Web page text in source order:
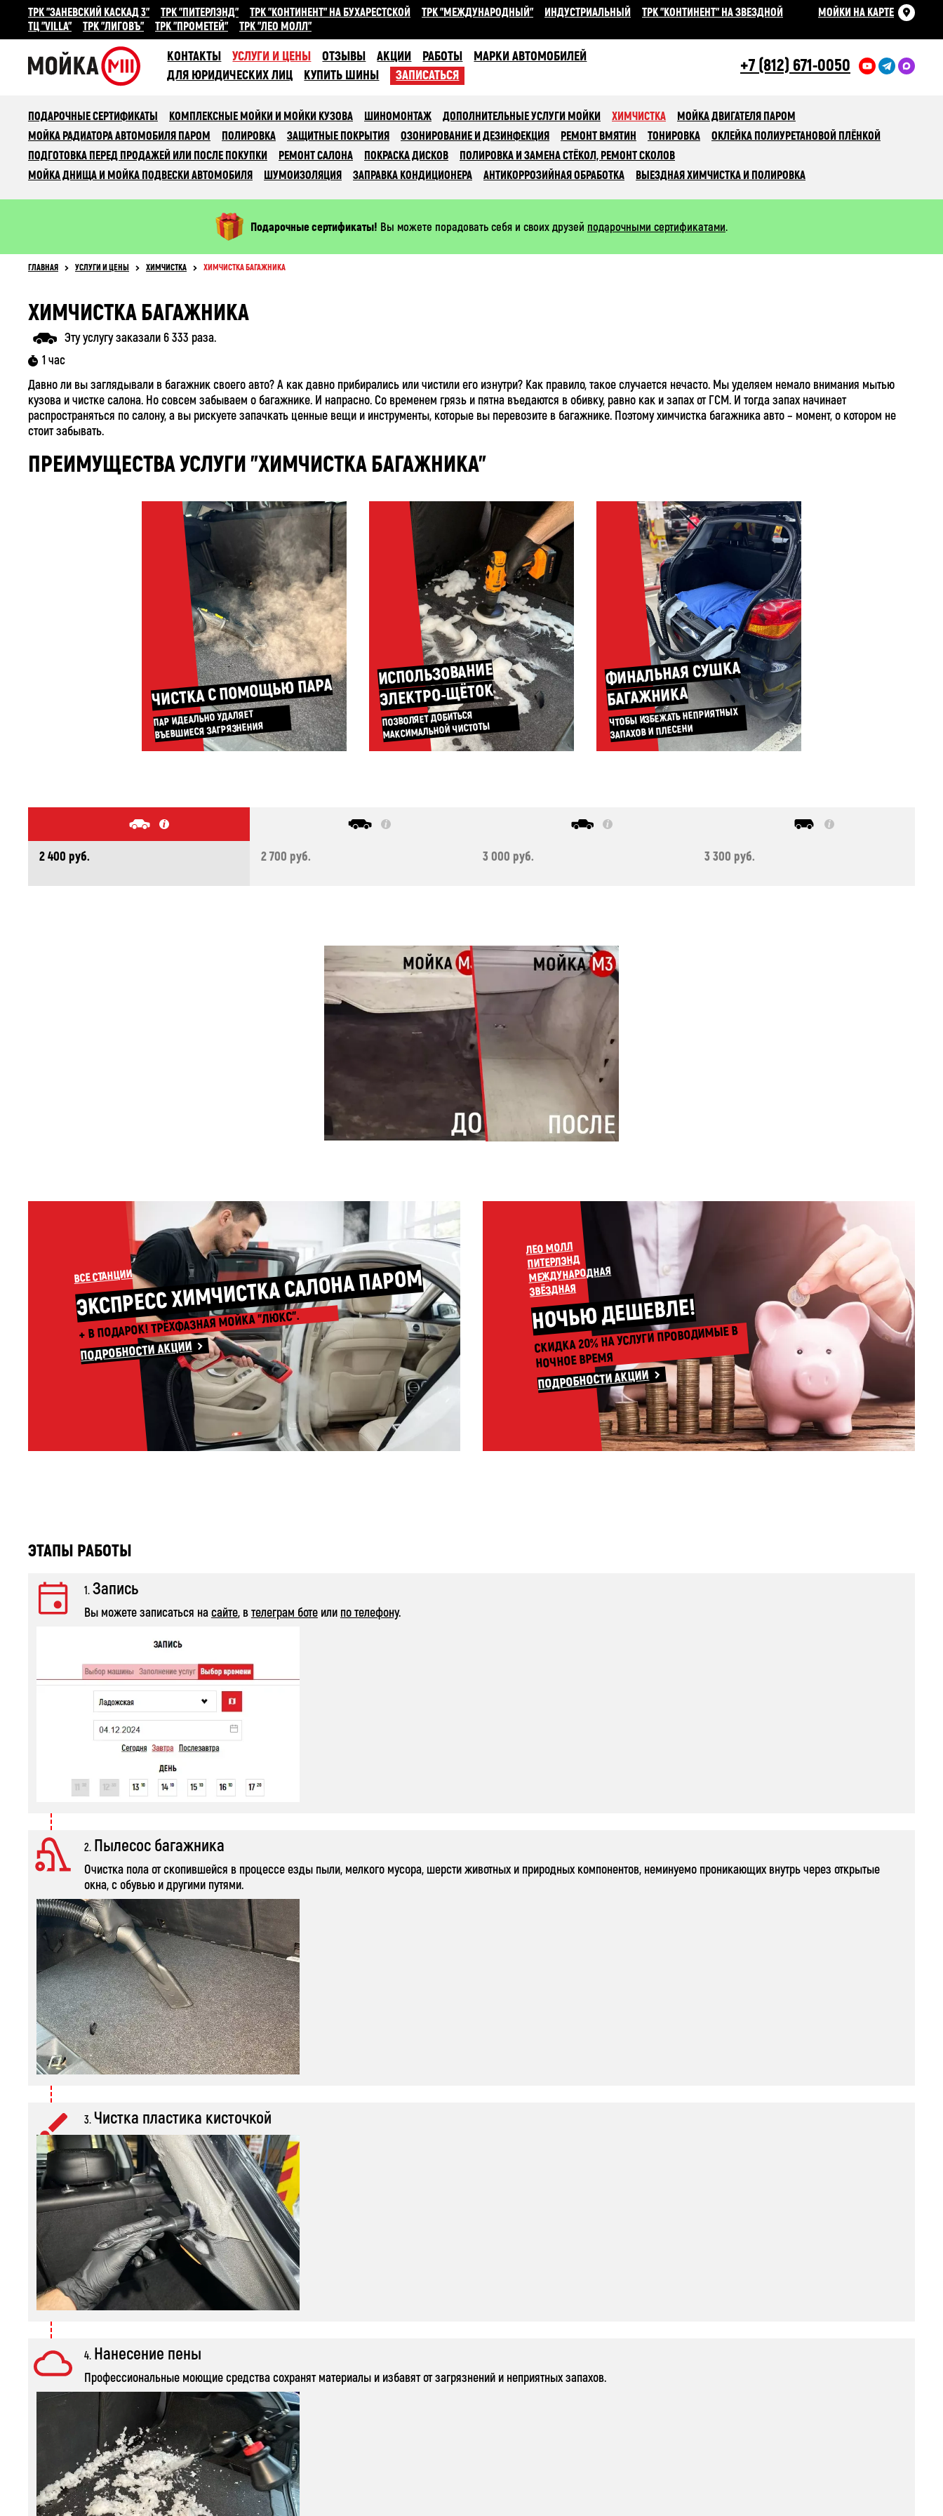
ТРК "ЗАНЕВСКИЙ КАСКАД 3" ТРК "ПИТЕРЛЭНД" ТРК "КОНТИНЕНТ" НА БУХАРЕСТСКОЙ ТРК "МЕЖДУНАРОДНЫЙ" ИНДУСТРИАЛЬНЫЙ
ТРК "КОНТИНЕНТ" НА ЗВЕЗДНОЙ
ТЦ "VILLA"
ТРК "ЛИГОВЪ" ТРК "ПРОМЕТЕЙ" ТРК "ЛЕО МОЛЛ"
МОЙКИ НА КАРТЕ
КОНТАКТЫ УСЛУГИ И ЦЕНЫ ОТЗЫВЫ АКЦИИ РАБОТЫ
МАРКИ АВТОМОБИЛЕЙ
ДЛЯ ЮРИДИЧЕСКИХ ЛИЦ
КУПИТЬ ШИНЫ ЗАПИСАТЬСЯ +7 (812) 671-0050
ПОДАРОЧНЫЕ СЕРТИФИКАТЫ КОМПЛЕКСНЫЕ МОЙКИ И МОЙКИ КУЗОВА ШИНОМОНТАЖ ДОПОЛНИТЕЛЬНЫЕ УСЛУГИ МОЙКИ ХИМЧИСТКА
МОЙКА ДВИГАТЕЛЯ ПАРОМ
МОЙКА РАДИАТОРА АВТОМОБИЛЯ ПАРОМ
ПОЛИРОВКА ЗАЩИТНЫЕ ПОКРЫТИЯ ОЗОНИРОВАНИЕ И ДЕЗИНФЕКЦИЯ РЕМОНТ ВМЯТИН ТОНИРОВКА
ОКЛЕЙКА ПОЛИУРЕТАНОВОЙ ПЛЁНКОЙ
ПОДГОТОВКА ПЕРЕД ПРОДАЖЕЙ ИЛИ ПОСЛЕ ПОКУПКИ
РЕМОНТ САЛОНА ПОКРАСКА ДИСКОВ
ПОЛИРОВКА И ЗАМЕНА СТЁКОЛ, РЕМОНТ СКОЛОВ
МОЙКА ДНИЩА И МОЙКА ПОДВЕСКИ АВТОМОБИЛЯ
ШУМОИЗОЛЯЦИЯ ЗАПРАВКА КОНДИЦИОНЕРА АНТИКОРРОЗИЙНАЯ ОБРАБОТКА ВЫЕЗДНАЯ ХИМЧИСТКА И ПОЛИРОВКА
Подарочные сертификаты! Вы можете порадовать себя и своих друзей подарочными сертификатами.
ГЛАВНАЯ УСЛУГИ И ЦЕНЫ ХИМЧИСТКА ХИМЧИСТКА БАГАЖНИКА
ХИМЧИСТКА БАГАЖНИКА
Эту услугу заказали 6 333 раза.
1 час
Давно ли вы заглядывали в багажник своего авто? А как давно прибирались или чистили его изнутри? Как правило, такое случается нечасто. Мы уделяем немало внимания мытью
кузова и чистке салона. Но совсем забываем о багажнике. И напрасно. Со временем грязь и пятна въедаются в обивку, равно как и запах от ГСМ. И тогда запах начинает
распространяться по салону, а вы рискуете запачкать ценные вещи и инструменты, которые вы перевозите в багажнике. Поэтому химчистка багажника авто – момент, о котором не
стоит забывать.
ПРЕИМУЩЕСТВА УСЛУГИ "ХИМЧИСТКА БАГАЖНИКА"
ЧИСТКА С ПОМОЩЬЮ ПАРА
ПАР ИДЕАЛЬНО УДАЛЯЕТ
ВЪЕВШИЕСЯ ЗАГРЯЗНЕНИЯ
ИСПОЛЬЗОВАНИЕ
ЭЛЕКТРО-ЩЁТОК
ПОЗВОЛЯЕТ ДОБИТЬСЯ
МАКСИМАЛЬНОЙ ЧИСТОТЫ
ФИНАЛЬНАЯ СУШКА
БАГАЖНИКА
ЧТОБЫ ИЗБЕЖАТЬ НЕПРИЯТНЫХ
ЗАПАХОВ И ПЛЕСЕНИ
2 400 руб. 2 700 руб. 3 000 руб. 3 300 руб.
ВСЕ СТАНЦИИ
ЭКСПРЕСС ХИМЧИСТКА САЛОНА ПАРОМ
+ В ПОДАРОК! ТРЁХФАЗНАЯ МОЙКА "ЛЮКС".
ПОДРОБНОСТИ АКЦИИ
ЛЕО МОЛЛ
ПИТЕРЛЭНД
МЕЖДУНАРОДНАЯ
ЗВЁЗДНАЯ
НОЧЬЮ ДЕШЕВЛЕ!
СКИДКА 20% НА УСЛУГИ ПРОВОДИМЫЕ В
НОЧНОЕ ВРЕМЯ
ПОДРОБНОСТИ АКЦИИ
ЭТАПЫ РАБОТЫ
1. Запись
Вы можете записаться насайте, втелеграм боте или по телефону.
2. Пылесос багажника
Очистка пола от скопившейся в процессе езды пыли, мелкого мусора, шерсти животных и природных компонентов, неминуемо проникающих внутрь через открытые
окна, с обувью и другими путями.
3. Чистка пластика кисточкой
4. Нанесение пены
Профессиональные моющие средства сохранят материалы и избавят от загрязнений и неприятных запахов.